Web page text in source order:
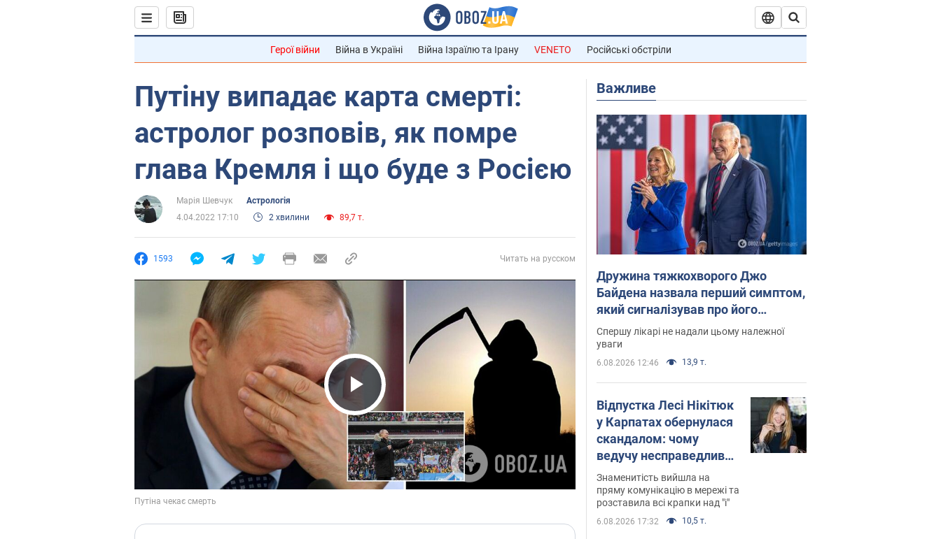
Герої війни Війна в Україні Війна Ізраїлю та Ірану VENETO Російські обстріли
Путіну випадає карта смерті:
астролог розповів, як помре
глава Кремля і що буде з Росією
Марія Шевчук
Астрологія
4.04.2022 17:10
2 хвилини 89,7 т.
1593 Читать на русском
Play Video
Важливе
Дружина тяжкохворого Джо
Байдена назвала перший симптом,
який сигналізував про його
"агресивний" рак
Спершу лікарі не надали цьому належної
уваги
6.08.2026 12:46 13,9 т.
Відпустка Лесі Нікітюк
у Карпатах обернулася
скандалом: чому
ведучу несправедливо
захейтили
Знаменитість вийшла на
пряму комунікацію в мережі та
розставила всі крапки над "і"
6.08.2026 17:32 10,5 т.